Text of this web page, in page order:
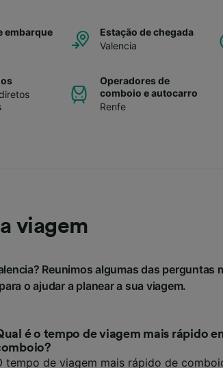
embarque
Estação de chegada
Valencia
Operadores de
comboio e autocarro
Renfe
viagem
Reunimos algumas das perguntas
o ajudar a planear a sua viagem.
é o tempo de viagem mais rápido
tempo de viagem mais rápido de